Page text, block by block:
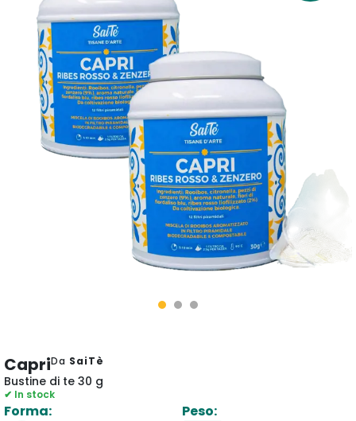
CapriDa SaiTè
Bustine di te 30 g
✔ In stock
Forma: Peso: